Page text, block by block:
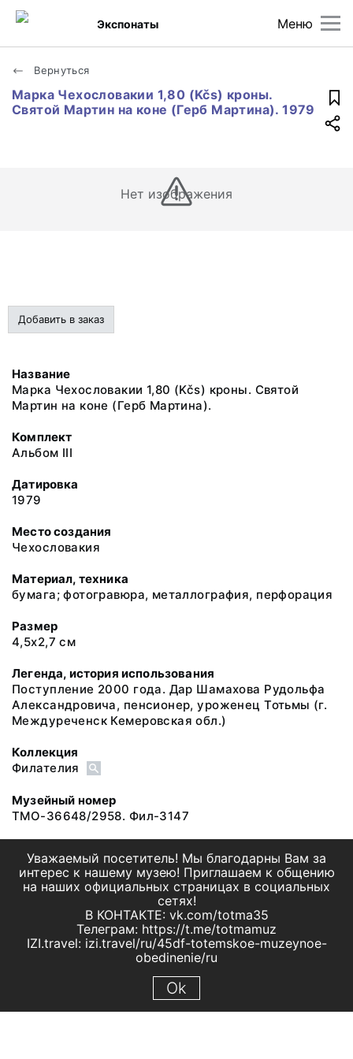
Меню
Экспонаты
Вернуться
Марка Чехословакии 1,80 (Kčs) кроны.
Святой Мартин на коне (Герб Мартина). 1979
Нет изображения
Добавить в заказ
Название
Марка Чехословакии 1,80 (Kčs) кроны. Святой
Мартин на коне (Герб Мартина).
Комплект
Альбом III
Датировка
1979
Место создания
Чехословакия
Материал, техника
бумага; фотогравюра, металлография, перфорация
Размер
4,5х2,7 см
Легенда, история использования
Поступление 2000 года. Дар Шамахова Рудольфа
Александровича, пенсионер, уроженец Тотьмы (г.
Междуреченск Кемеровская обл.)
Коллекция
Филателия
Музейный номер
ТМО-36648/2958. Фил-3147
Уважаемый посетитель! Мы благодарны Вам за
интерес к нашему музею! Приглашаем к общению
на наших официальных страницах в социальных
сетях!
В КОНТАКТЕ: vk.com/totma35
Телеграм: https://t.me/totmamuz
IZI.travel: izi.travel/ru/45df-totemskoe-muzeynoe-
obedinenie/ru
Ok